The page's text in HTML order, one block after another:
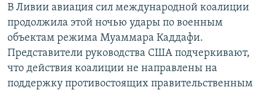
навигации
Вернутся
поиску
ТАДЖИКИСТАН
ҚАЗАҚША
КЫРГЫЗЧА
ЎЗБЕКЧА
ТОҶИКӢ
ПОДПИШИТЕСЬ НА НАС В СОЦСЕТЯХ
Все сайты РСЕ/РС
В Ливии авиация сил международной коалиции
продолжила этой ночью удары по военным
объектам режима Муаммара Каддафи.
Представители руководства США подчеркивают,
что действия коалиции не направлены на
поддержку противостоящих правительственным